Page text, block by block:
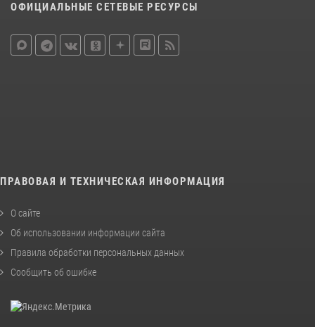
ОФИЦИАЛЬНЫЕ СЕТЕВЫЕ РЕСУРСЫ
ПРАВОВАЯ И ТЕХНИЧЕСКАЯ ИНФОРМАЦИЯ
О сайте
Об использовании информации сайта
Правила обработки персональных данных
Сообщить об ошибке